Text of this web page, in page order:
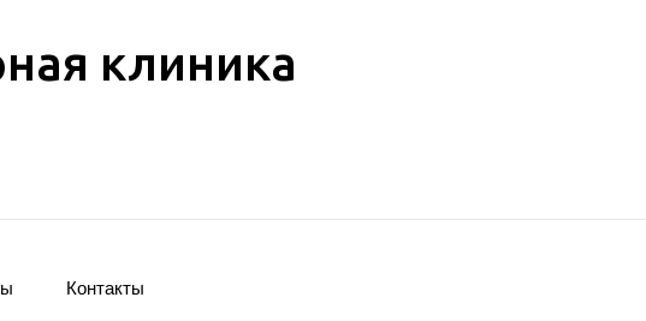
клиника
Контакты